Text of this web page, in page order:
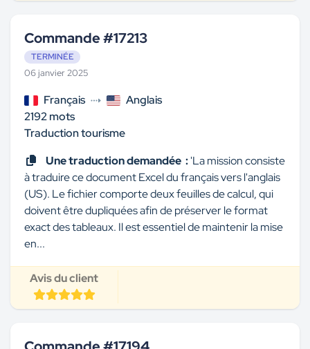
Commande #17213
TERMINÉE
06 janvier 2025
Français
Anglais
2192 mots
Traduction tourisme
Une traduction demandée :'La mission consiste
à traduire ce document Excel du français vers l'anglais
(US). Le fichier comporte deux feuilles de calcul, qui
doivent être dupliquées afin de préserver le format
exact des tableaux. Il est essentiel de maintenir la mise
en...
Avis du client